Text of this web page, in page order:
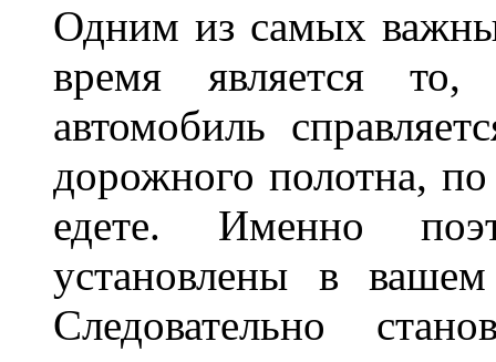
Одним из самых
время является то,
автомобиль
дорожного полотна,
едете. Именно
установлены в
Следовательно